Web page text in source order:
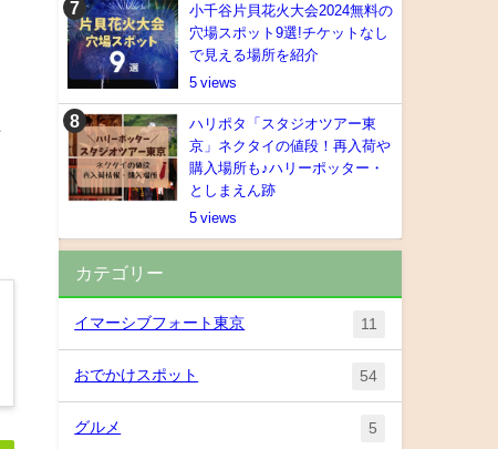
小千谷片貝花火大会2024無料の
穴場スポット9選!チケットなし
で見える場所を紹介
5
ハリポタ「スタジオツアー東
京」ネクタイの値段！再入荷や
購入場所も♪ハリーポッター・
としまえん跡
5
カテゴリー
イマーシブフォート東京 11
おでかけスポット 54
グルメ 5